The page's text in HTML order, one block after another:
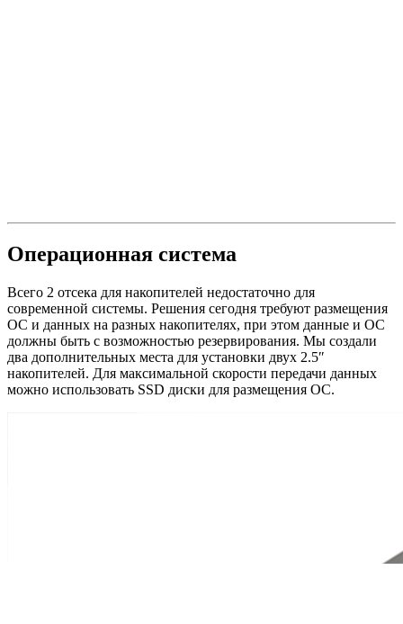
Операционная система
Всего 2 отсека для накопителей недостаточно для
современной системы. Решения сегодня требуют размещения
ОС и данных на разных накопителях, при этом данные и ОС
должны быть с возможностью резервирования. Мы создали
два дополнительных места для установки двух 2.5″
накопителей. Для максимальной скорости передачи данных
можно использовать SSD диски для размещения ОС.